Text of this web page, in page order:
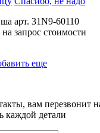
арт. 31N9-60110
запрос стоимости
еще
вам перезвонит
каждой детали